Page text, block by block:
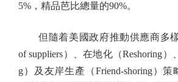
5%，精品芭比總量的90%。
但隨着美國政府推動供應商多樣
of suppliers）、在地化（Reshoring）
g）及友岸生產（Friend-shoring）